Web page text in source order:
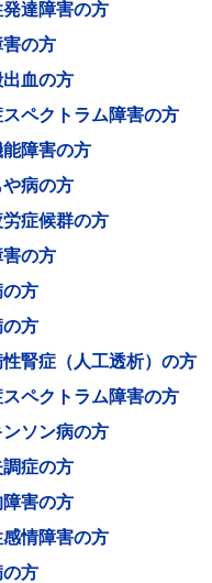
達障害の方
の方
血の方
ペクトラム障害の方
障害の方
病の方
症候群の方
の方
方
方
腎症（人工透析）の方
ペクトラム障害の方
ソン病の方
症の方
害の方
情障害の方
方